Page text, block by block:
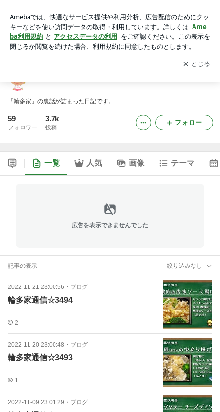
アプリをダウンロードして ブログの更新通知
を受け取りまし
ょう。
開く
「輪多家」の裏話が詰まった日記です。
59
フォロワー
3.7k
投稿
フォロー
一覧 人気 画像 テーマ
広告を表示できませんでした
記事の表示 絞り込みなし
2022-11-21 23:00:56 ・ ブログ
輪多家通信☆3494
2
2022-11-20 23:00:48 ・ ブログ
輪多家通信☆3493
1
2022-11-09 23:01:29 ・ ブログ